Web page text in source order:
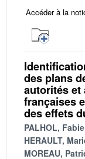
Accéder à la
des plans
autorités et
françaises
des effets
PALHOL,
HERAULT,
MOREAU,